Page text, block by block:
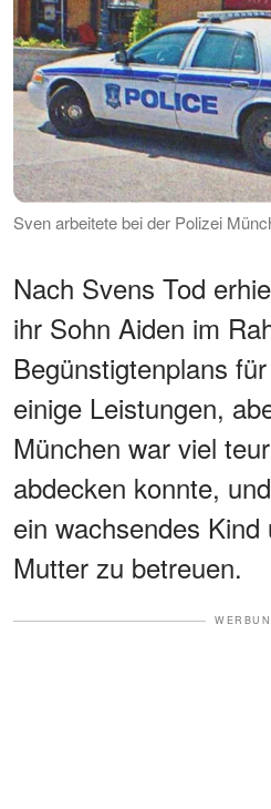
Sven arbeitete bei der Polizei
Nach Svens Tod
ihr Sohn Aiden im
Begünstigtenplans
einige Leistungen,
München war viel
abdecken konnte,
ein wachsendes
Mutter zu betreuen.